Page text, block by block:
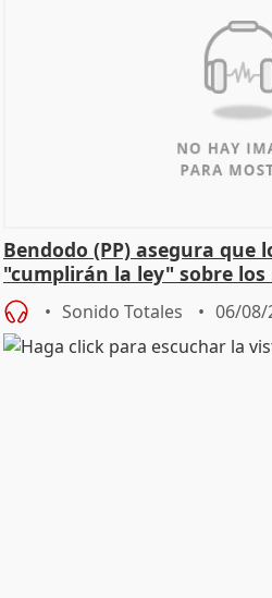
Bendodo (PP) asegura que
"cumplirán la ley" sobre
Sonido Totales 06/08/